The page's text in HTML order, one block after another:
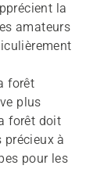
la
amateurs
forêt
plus
forêt doit
à
pour les